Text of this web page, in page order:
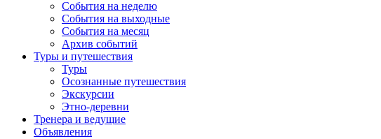
События на неделю
События на выходные
События на месяц
Архив событий
Туры и путешествия
Туры
Осознанные путешествия
Экскурсии
Этно-деревни
Тренера и ведущие
Объявления